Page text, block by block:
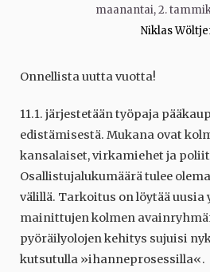
maanantai, 2.
Niklas
Onnellista uutta vuotta!
11.1. järjestetään työpaja
edistämisestä. Mukana ovat
kansalaiset, virkamiehet ja
Osallistujalukumäärä tulee
välillä. Tarkoitus on löytää
mainittujen kolmen
pyöräilyolojen kehitys sujuisi
kutsutulla »ihanneprosessilla«.